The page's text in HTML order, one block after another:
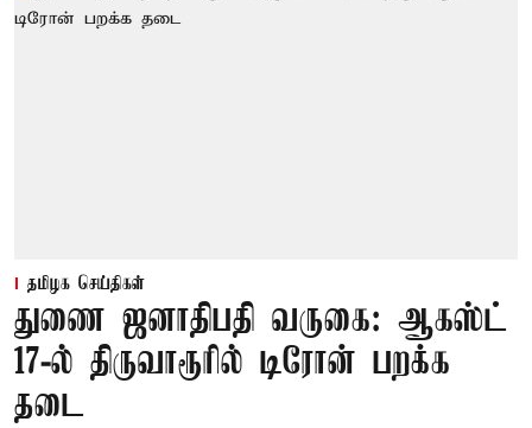
தமிழக செய்திகள்
துணை ஜனாதிபதி வருகை: ஆகஸ்ட்
17-ல் திருவாரூரில் டிரோன் பறக்க
தடை